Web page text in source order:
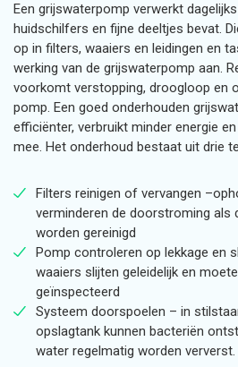
Een grijswaterpomp verwerkt
huidschilfers en fijne deeltjes bevat.
op in filters, waaiers en leidingen en
werking van de grijswaterpomp aan.
voorkomt verstopping, droogloop en
pomp. Een goed onderhouden
efficiënter, verbruikt minder energie
mee. Het onderhoud bestaat uit drie
Filters reinigen of vervangen
verminderen de doorstroming als
worden gereinigd
Pomp controleren op lekkage en
waaiers slijten geleidelijk en
geïnspecteerd
Systeem doorspoelen – in
opslagtank kunnen bacteriën
water regelmatig worden ververst.